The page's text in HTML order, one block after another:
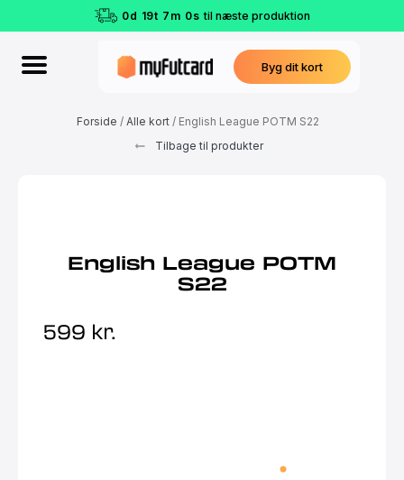
0d 19t 6m 59s til næste produktion
Byg dit kort
Forside / Alle kort/ English League POTM S22
Tilbage til produkter
English League POTM
S22
599 kr.